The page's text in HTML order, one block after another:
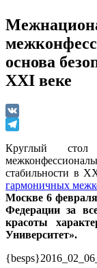
основа
XXI веке
VK
Круглый
стабильности в
гармоничных
Москве 6
Федерации за
красоты
Университет».